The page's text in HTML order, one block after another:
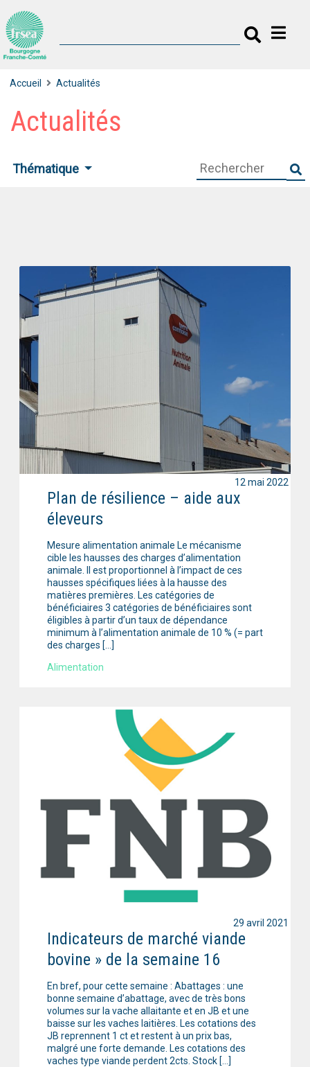
Accueil Actualités
Actualités
Thématique
Plan de résilience – aide aux
éleveurs
Mesure alimentation animale Le mécanisme
cible les hausses des charges d’alimentation
animale. Il est proportionnel à l’impact de ces
hausses spécifiques liées à la hausse des
matières premières. Les catégories de
bénéficiaires 3 catégories de bénéficiaires sont
éligibles à partir d’un taux de dépendance
minimum à l’alimentation animale de 10 % (= part
des charges […]
Alimentation
12 mai 2022
Indicateurs de marché viande
bovine » de la semaine 16
En bref, pour cette semaine : Abattages : une
bonne semaine d’abattage, avec de très bons
volumes sur la vache allaitante et en JB et une
baisse sur les vaches laitières. Les cotations des
JB reprennent 1 ct et restent à un prix bas,
malgré une forte demande. Les cotations des
vaches type viande perdent 2cts. Stock […]
29 avril 2021